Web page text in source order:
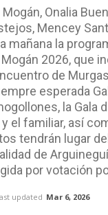
Onalia
Mencey
mañana la
2026, que
de
esperada
la Gala
y el familiar, así
tendrán lugar
de
por votación
updated Mar 6, 2026